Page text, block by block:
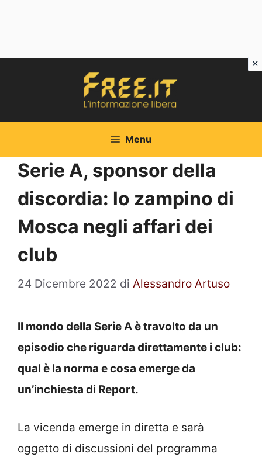
Menu
Serie A, sponsor della
discordia: lo zampino di
Mosca negli affari dei
club
24 Dicembre 2022 di Alessandro Artuso
Il mondo della Serie A è travolto da un
episodio che riguarda direttamente i club:
qual è la norma e cosa emerge da
un’inchiesta di Report.
La vicenda emerge in diretta e sarà
oggetto di discussioni del programma